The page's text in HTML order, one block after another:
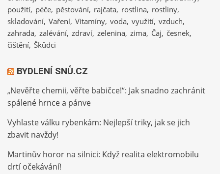
použití péče pěstování rajčata rostlina rostliny
skladování Vaření Vitamíny voda využití vzduch
zahrada zalévání zdraví zelenina zima Čaj česnek
čištění Škůdci
BYDLENÍ SNŮ.CZ
„Nevěřte chemii, věřte babičce!“: Jak snadno zachránit
spálené hrnce a pánve
Vyhlaste válku rybenkám: Nejlepší triky, jak se jich
zbavit navždy!
Martinův horor na silnici: Když realita elektromobilu
drtí očekávání!